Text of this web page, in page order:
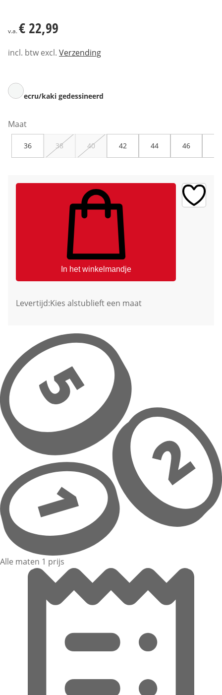
€ 22,99
v.a.€ 22,99
incl. btw excl. Verzending
ecru/kaki gedessineerd
Maat
36 38 40 42 44 46
In het winkelmandje
Levertijd:Kies alstublieft een maat
Alle maten 1 prijs